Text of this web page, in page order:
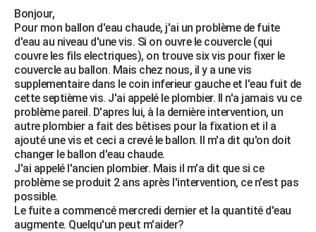
Essais
Réserver un essai
Citadines
Berlines
SUV
Forum auto
+HIGH-TECH
Mobiles
Meilleur smartphone
Internet
Ordinateurs
Jeux vidéo
Guide high-tech
+BRICOLAGE
Forum
Aménagement intérieur
Extérieur
Cuisine
Salle de bains
Jardinage
Rangement
WEEK-END
Guides de France
Escapades
Patrimoine
Expositions
Musées
Week-end nature
LIFESTYLE
Art de vivre
Bien-être
Loisirs
ModeModes de vie
SANTE
Alimentation
Guide de la santé
Maladies
Médicaments
Sommeil
VOYAGE
Destinations
City break
Voyage nature
Voyage de noces
Forum
Climat
+PHOTO
GUIDES D'ACHAT
Bonjour,
Pour mon ballon d'eau chaude, j'ai un problème de fuite
d'eau au niveau d'une vis. Si on ouvre le couvercle (qui
couvre les fils electriques), on trouve six vis pour fixer le
couvercle au ballon. Mais chez nous, il y a une vis
supplementaire dans le coin inferieur gauche et l'eau fuit de
cette septième vis. J'ai appelé le plombier. Il n'a jamais vu ce
problème pareil. D'apres lui, à la dernière intervention, un
autre plombier a fait des bêtises pour la fixation et il a
ajouté une vis et ceci a crevé le ballon. Il m'a dit qu'on doit
changer le ballon d'eau chaude.
J'ai appelé l'ancien plombier. Mais il m'a dit que si ce
problème se produit 2 ans après l'intervention, ce n'est pas
possible.
Le fuite a commencé mercredi dernier et la quantité d'eau
augmente. Quelqu'un peut m'aider?